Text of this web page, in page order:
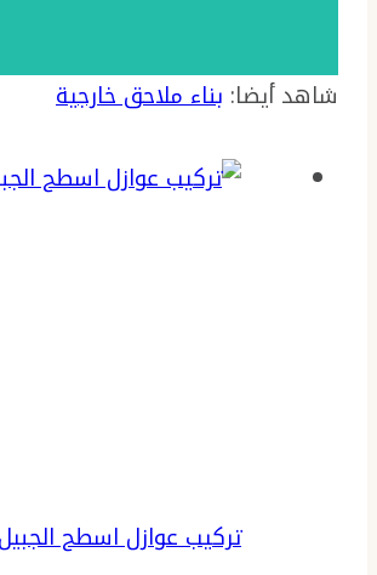
شاهد أيضا: بناء ملاحق خارجية
تركيب عوازل اسطح الجبيل